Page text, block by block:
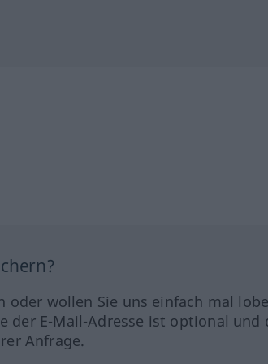
oder wollen Sie uns einfach mal
der E-Mail-Adresse ist optional und
Anfrage.